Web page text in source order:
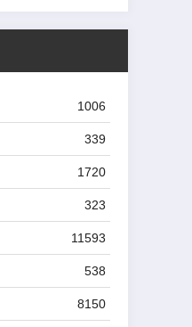
1006
339
1720
323
11593
538
8150